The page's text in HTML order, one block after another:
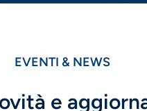
EVENTI & NEWS
e